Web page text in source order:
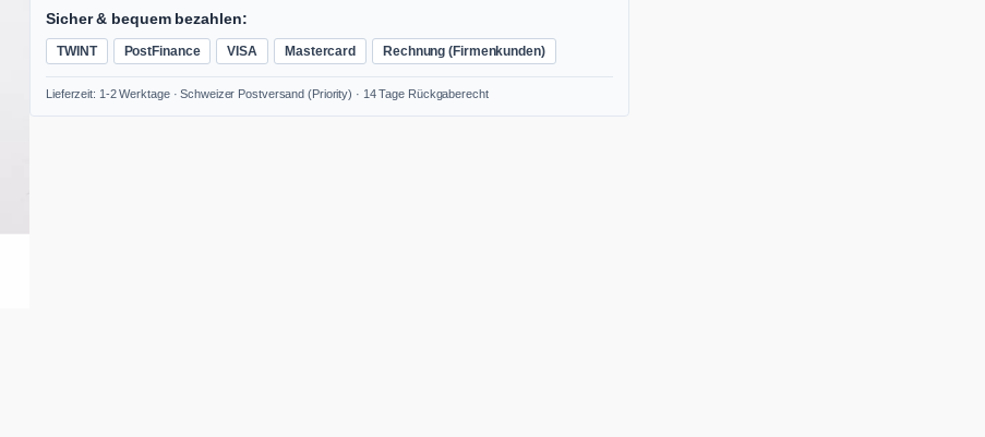
Sicher & bequem bezahlen:
TWINT PostFinance VISA Mastercard Rechnung (Firmenkunden)
Lieferzeit: 1-2 Werktage · Schweizer Postversand (Priority) · 14 Tage Rückgaberecht